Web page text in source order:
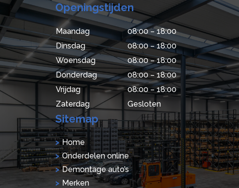
Openingstijden
Maandag
08:00 – 18:00
Dinsdag
08:00 – 18:00
Woensdag
08:00 – 18:00
Donderdag
08:00 – 18:00
Vrijdag
08:00 – 18:00
Zaterdag
Gesloten
Sitemap
Home
Onderdelen online
Demontage auto’s
Merken